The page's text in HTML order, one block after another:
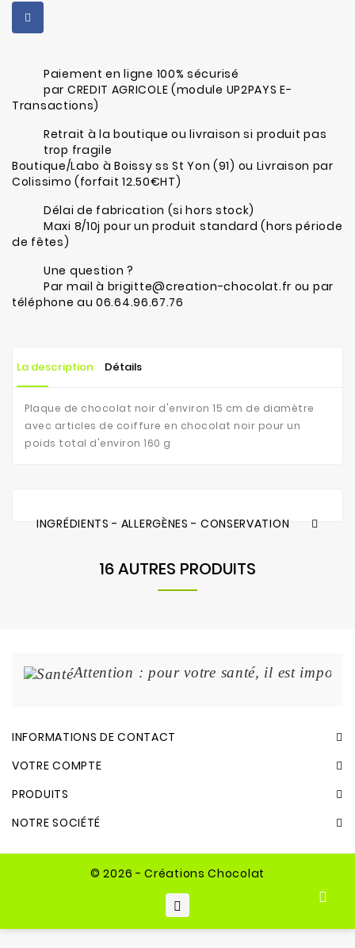
Paiement en ligne 100% sécurisé
par CREDIT AGRICOLE (module UP2PAYS E-
Transactions)
Retrait à la boutique ou livraison si produit pas
trop fragile
Boutique/Labo à Boissy ss St Yon (91) ou Livraison par
Colissimo (forfait 12.50€HT)
Délai de fabrication (si hors stock)
Maxi 8/10j pour un produit standard (hors période
de fêtes)
Une question ?
Par mail à brigitte@creation-chocolat.fr ou par
téléphone au 06.64.96.67.76
La description Détails
Plaque de chocolat noir d'environ 15 cm de diamètre
avec articles de coiffure en chocolat noir pour un
poids total d'environ 160 g
INGRÉDIENTS - ALLERGÈNES - CONSERVATION
16 AUTRES PRODUITS
Attention : pour votre santé, il est
INFORMATIONS DE CONTACT
VOTRE COMPTE
PRODUITS
NOTRE SOCIÉTÉ
© 2026 - Créations Chocolat